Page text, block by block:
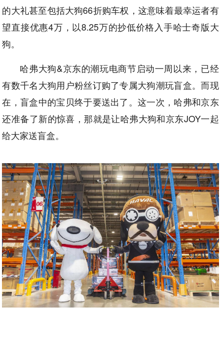
的大礼甚至包括大狗66折购车权，这意味着最幸运者有
望直接优惠4万，以8.25万的抄低价格入手哈士奇版大
狗。
哈弗大狗&京东的潮玩电商节启动一周以来，已经
有数千名大狗用户粉丝订购了专属大狗潮玩盲盒。而现
在，盲盒中的宝贝终于要送出了。这一次，哈弗和京东
还准备了新的惊喜，那就是让哈弗大狗和京东JOY一起
给大家送盲盒。